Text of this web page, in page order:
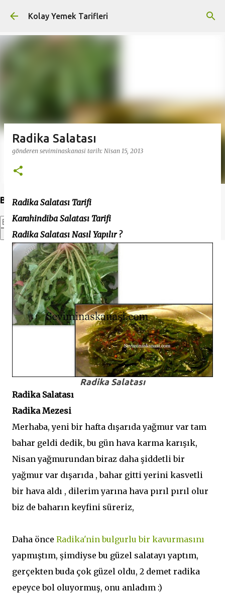
Ana içeriğe atla
Kolay Yemek Tarifleri
Bu Blogda Ara
Radika Salatası
gönderen seviminaskanasi tarih: Nisan 15, 2013
Radika Salatası Tarifi
Karahindiba Salatası Tarifi
Radika Salatası Nasıl Yapılır ?
Radika Salatası
Radika Salatası
Radika Mezesi
Merhaba, yeni bir hafta dışarıda yağmur var tam
bahar geldi dedik, bu gün hava karma karışık,
Nisan yağmurundan biraz daha şiddetli bir
yağmur var dışarıda , bahar gitti yerini kasvetli
bir hava aldı , dilerim yarına hava pırıl pırıl olur
biz de baharın keyfini süreriz,
Daha önce Radika'nin bulgurlu bir kavurmasını
yapmıştım, şimdiyse bu güzel salatayı yaptım,
gerçekten buda çok güzel oldu, 2 demet radika
epeyce bol oluyormuş, onu anladım :)